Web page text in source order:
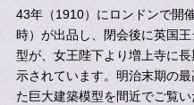
43年（1910）にロンドンで開
時）が出品し、閉会後に英国
型が、女王陛下より増上寺に
示されています。明治末期の
た巨大建築模型を間近でご覧い